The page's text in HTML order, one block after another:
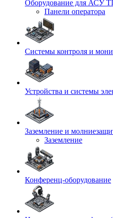
Оборудование для АСУ
Панели оператора
Системы контроля и
Устройства и системы
Заземление и
Заземление
Конференц-оборудование